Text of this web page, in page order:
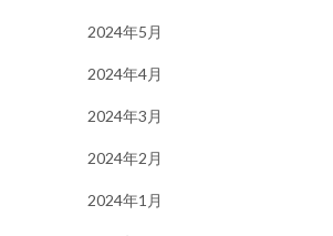
2024年5月
2024年4月
2024年3月
2024年2月
2024年1月